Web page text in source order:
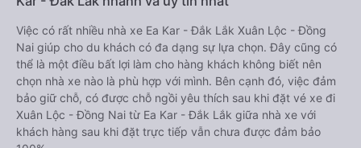
Việc có rất nhiều nhà xe Ea Kar - Đắk Lắk Xuân Lộc - Đồng
Nai giúp cho du khách có đa dạng sự lựa chọn. Đây cũng có
thể là một điều bất lợi làm cho hàng khách không biết nên
chọn nhà xe nào là phù hợp với mình. Bên cạnh đó, việc đảm
bảo giữ chỗ, có được chỗ ngồi yêu thích sau khi đặt vé xe đi
Xuân Lộc - Đồng Nai từ Ea Kar - Đắk Lắk giữa nhà xe với
khách hàng sau khi đặt trực tiếp vẫn chưa được đảm bảo